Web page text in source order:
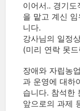
이어서.. 경기
을 맡고 계신
니다.
강사님의 일정
(미리 연락 못
장애와 자립농
과 운영에 대하
습니다. 참석한
앞으로의 과제